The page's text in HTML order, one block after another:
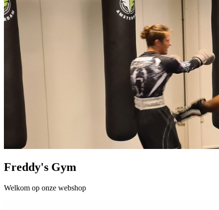
Freddy's Gym
Welkom op onze webshop